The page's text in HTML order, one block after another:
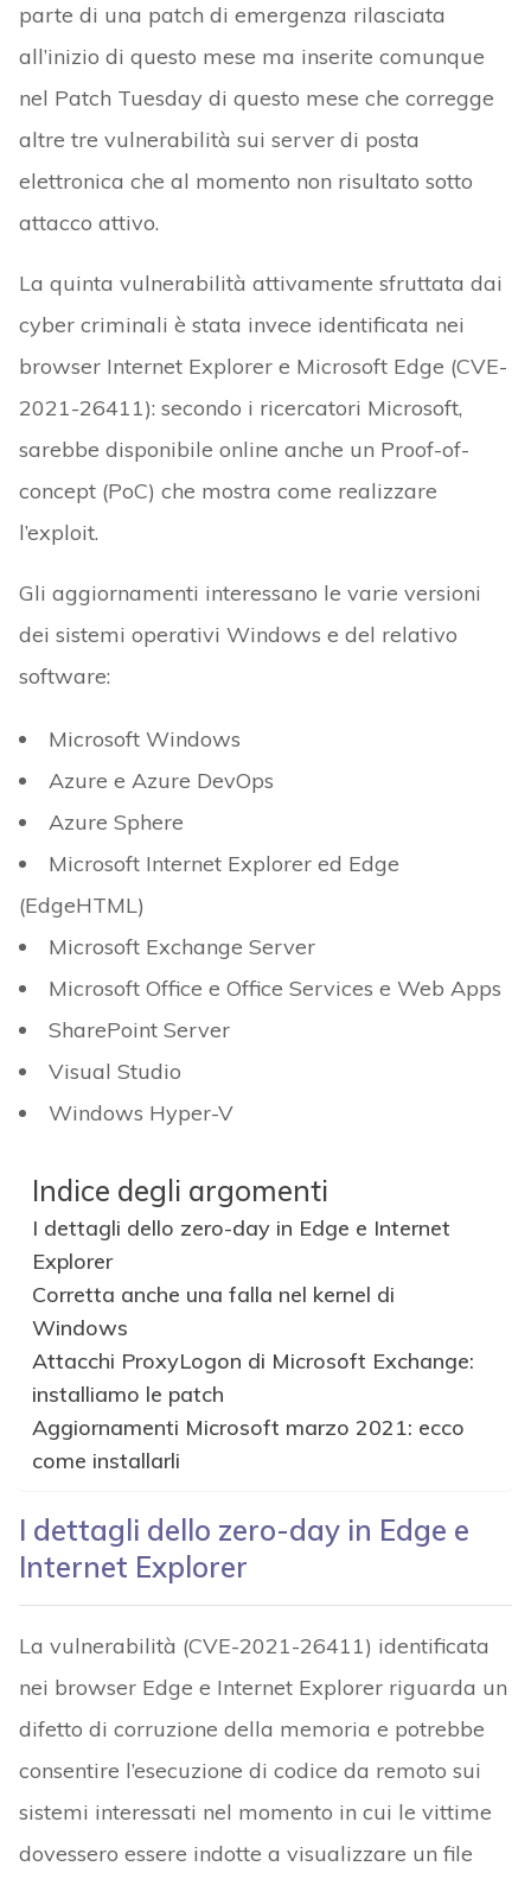
parte di una patch di emergenza rilasciata
all’inizio di questo mese ma inserite comunque
nel Patch Tuesday di questo mese che corregge
altre tre vulnerabilità sui server di posta
elettronica che al momento non risultato sotto
attacco attivo.
La quinta vulnerabilità attivamente sfruttata dai
cyber criminali è stata invece identificata nei
browser Internet Explorer e Microsoft Edge (CVE-
2021-26411): secondo i ricercatori Microsoft,
sarebbe disponibile online anche un Proof-of-
concept (PoC) che mostra come realizzare
l’exploit.
Gli aggiornamenti interessano le varie versioni
dei sistemi operativi Windows e del relativo
software:
Microsoft Windows
Azure e Azure DevOps
Azure Sphere
Microsoft Internet Explorer ed Edge
(EdgeHTML)
Microsoft Exchange Server
Microsoft Office e Office Services e Web Apps
SharePoint Server
Visual Studio
Windows Hyper-V
Indice degli argomenti
I dettagli dello zero-day in Edge e Internet
Explorer
Corretta anche una falla nel kernel di
Windows
Attacchi ProxyLogon di Microsoft Exchange:
installiamo le patch
Aggiornamenti Microsoft marzo 2021: ecco
come installarli
I dettagli dello zero-day in Edge e
Internet Explorer
La vulnerabilità (CVE-2021-26411) identificata
nei browser Edge e Internet Explorer riguarda un
difetto di corruzione della memoria e potrebbe
consentire l’esecuzione di codice da remoto sui
sistemi interessati nel momento in cui le vittime
dovessero essere indotte a visualizzare un file